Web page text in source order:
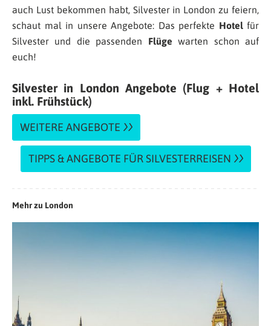
auch Lust bekommen habt, Silvester in London zu feiern,
schaut mal in unsere Angebote: Das perfekte Hotelfür
Silvester und die passenden Flüge warten schon auf
euch!
Silvester in London Angebote (Flug + Hotel
inkl. Frühstück)
WEITERE ANGEBOTE
TIPPS & ANGEBOTE FÜR SILVESTERREISEN
Mehr zu London